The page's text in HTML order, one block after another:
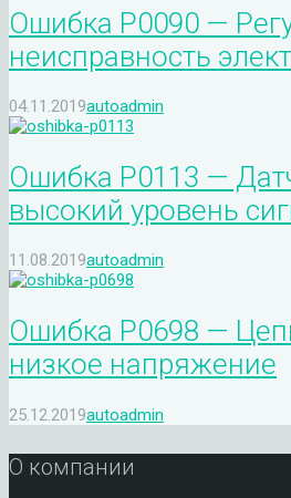
Ошибка P0090 —
неисправность
04.11.2019autoadmin
Ошибка P0113 —
высокий уровень
11.08.2019autoadmin
Ошибка P0698 —
низкое напряжение
25.12.2019autoadmin
О компании